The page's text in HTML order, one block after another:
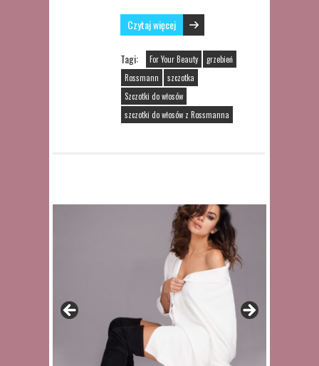
Czytaj więcej
Tagi: For Your Beauty
grzebień
Rossmann
szczotka
Szczotki do włosów
szczotki do włosów z Rossmanna